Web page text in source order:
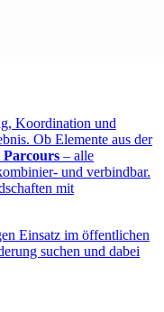
Koordination und
Ob Elemente aus der
Parcours – alle
und verbindbar.
mit
Einsatz im öffentlichen
suchen und dabei